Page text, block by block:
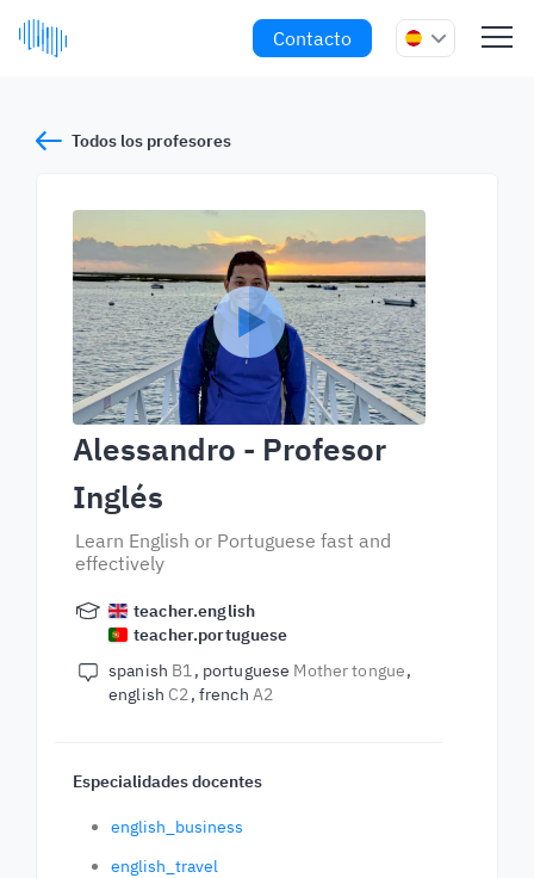
Contacto
Todos los profesores
Alessandro - Profesor
Inglés
Learn English or Portuguese fast and
effectively
teacher.english
teacher.portuguese
spanish B1 portuguese Mother tongue
english C2 french A2
Especialidades docentes
english_business
english_travel